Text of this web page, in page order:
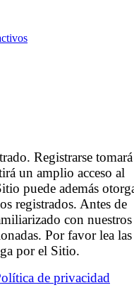
Registrarse
un amplio acceso al
puede además
registrados. Antes de
con nuestros
Por favor lea las
por el Sitio.
de privacidad